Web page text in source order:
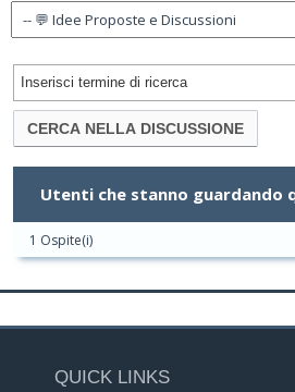
Utenti che stanno guardando
1 Ospite(i)
QUICK LINKS